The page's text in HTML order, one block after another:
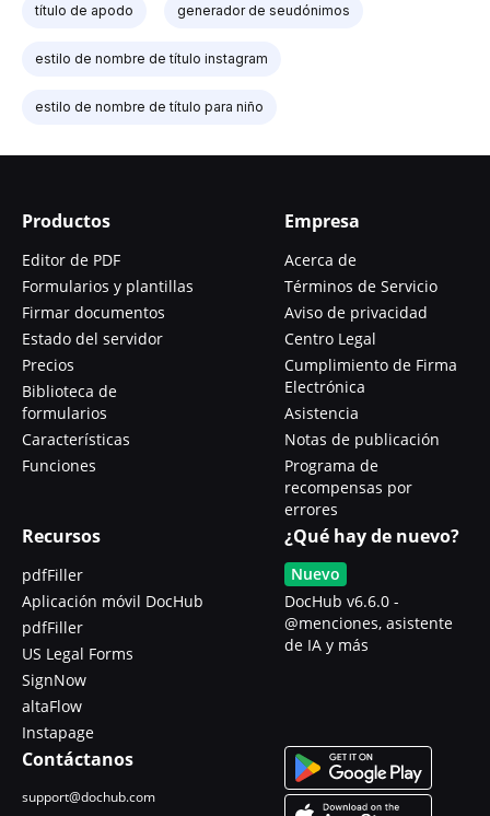
título de apodo generador de seudónimos
estilo de nombre de título instagram
estilo de nombre de título para niño
Productos
Editor de PDF
Formularios y plantillas
Firmar documentos
Estado del servidor
Precios
Biblioteca de
formularios
Características
Funciones
Empresa
Acerca de
Términos de Servicio
Aviso de privacidad
Centro Legal
Cumplimiento de Firma
Electrónica
Asistencia
Notas de publicación
Programa de
recompensas por
errores
Recursos
pdfFiller
Aplicación móvil DocHub
pdfFiller
US Legal Forms
SignNow
altaFlow
Instapage
¿Qué hay de nuevo?
Nuevo
DocHub v6.6.0 -
@menciones, asistente
de IA y más
Contáctanos
support@dochub.com